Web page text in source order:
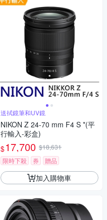
送拭鏡筆和UV鏡
NIKON Z 24-70 mm F4 S *(平
行輸入-彩盒)
$17,700 $18,631
限時下殺
券 贈品
加入購物車